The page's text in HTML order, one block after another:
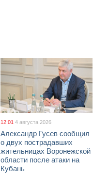
12:01 4 августа 2026
Александр Гусев сообщил
о двух пострадавших
жительницах Воронежской
области после атаки на
Кубань